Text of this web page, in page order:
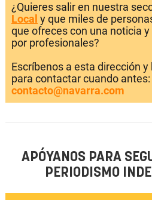
¿Quieres salir en nuestra
Local y que miles de
que ofreces con una noticia
por profesionales?
Escríbenos a esta dirección
para contactar cuando antes:
contacto@navarra.com
APÓYANOS PARA
PERIODISMO